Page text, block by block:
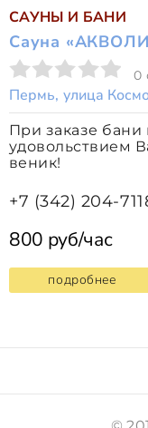
САУНЫ И БАНИ
Сауна
0
Пермь, улица
При заказе бани
удовольствием
веник!
+7 (342) 204-
800 руб/час
подробнее